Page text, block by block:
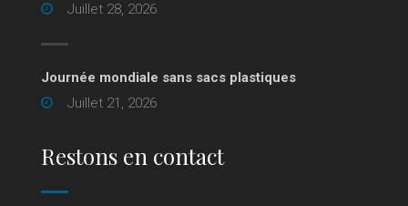
Juillet 28, 2026
Journée mondiale sans sacs plastiques
Juillet 21, 2026
Restons en contact